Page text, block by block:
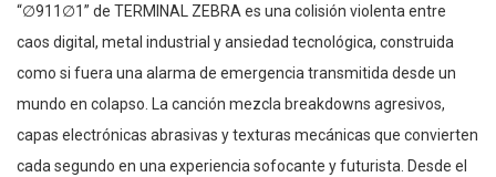
“∅911∅1” de TERMINAL ZEBRA es una colisión violenta entre
caos digital, metal industrial y ansiedad tecnológica, construida
como si fuera una alarma de emergencia transmitida desde un
mundo en colapso. La canción mezcla breakdowns agresivos,
capas electrónicas abrasivas y texturas mecánicas que convierten
cada segundo en una experiencia sofocante y futurista. Desde el